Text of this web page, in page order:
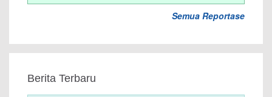
Semua Reportase
Berita Terbaru